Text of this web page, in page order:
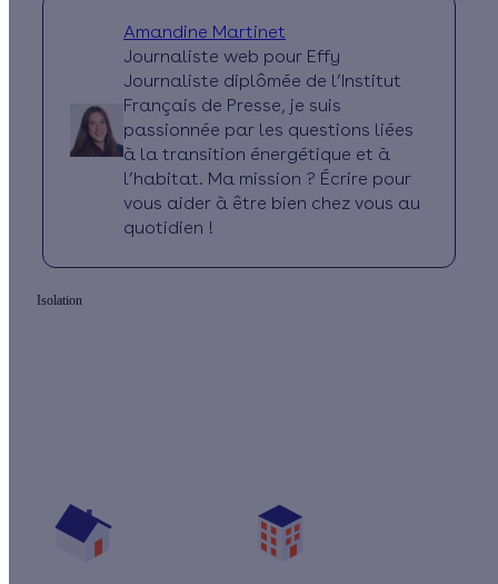
Amandine Martinet
Journaliste web pour Effy
Journaliste diplômée de l’Institut
Français de Presse, je suis
passionnée par les questions liées
à la transition énergétique et à
l’habitat. Ma mission ? Écrire pour
vous aider à être bien chez vous au
quotidien !
Isolation